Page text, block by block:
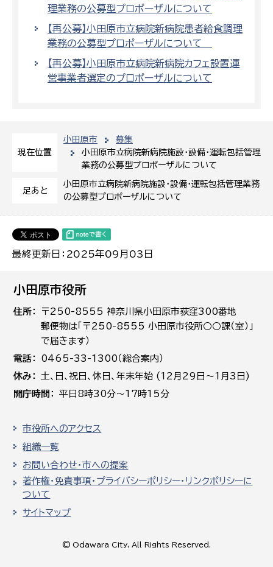
現在位置
小田原市
募集
小田原市立病院新病院施設・設備・運転包括管理
業務の公募型プロポーザルについて
足あと
小田原市立病院新病院施設・設備・運転包括管理業務
の公募型プロポーザルについて
最終更新日：2025年09月03日
理業務の公募型プロポーザルについて
【再公募】小田原市立病院新病院患者給食調理
業務の公募型プロポーザルについて
【再公募】小田原市立病院新病院カフェ設置運
営事業者選定のプロポーザルについて
小田原市役所
住所
〒250-8555 神奈川県小田原市荻窪300番地
郵便物は「〒250-8555 小田原市役所○○課（室）」
で届きます）
電話
0465-33-1300（総合案内）
休み
土､日､祝日、休日、年末年始 (12月29日～1月3日)
開庁時間
平日8時30分～17時15分
市役所へのアクセス
組織一覧
お問い合わせ・市への提案
著作権・免責事項・プライバシーポリシー・リンクポリシーに
ついて
サイトマップ
© Odawara City, All Rights Reserved.